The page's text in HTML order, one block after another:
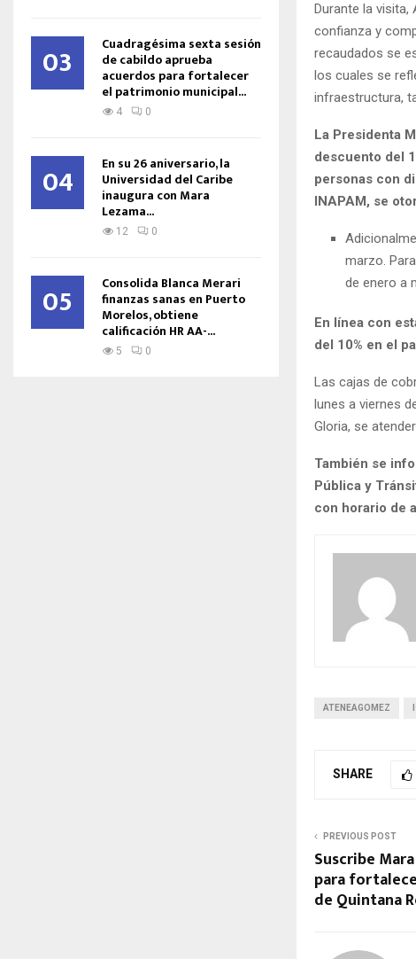
Durante la visita,
confianza y
recaudados se
los cuales se
infraestructura,
La Presidenta
descuento del
personas con
INAPAM, se
marzo.
de enero a
En línea con
del 10% en el
Las cajas de
lunes a viernes
Gloria, se
También se
Pública y
con horario de
ATENEAGOMEZ
SHARE
PREVIOUS POST
Suscribe
para
de Quintana
03 Cuadragésima sexta sesión
de cabildo aprueba
acuerdos para fortalecer
el patrimonio municipal...
4 0
04 En su 26 aniversario, la
Universidad del Caribe
inaugura con Mara
Lezama...
12 0
05 Consolida Blanca Merari
finanzas sanas en Puerto
Morelos, obtiene
calificación HR AA-...
5 0